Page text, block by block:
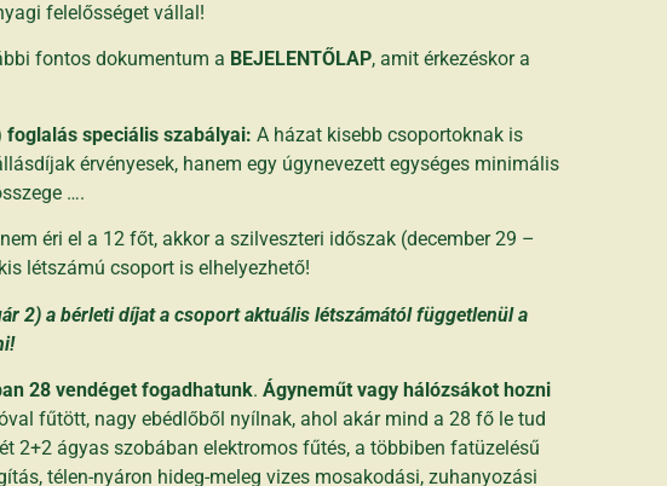
felelősséget vállal!
fontos dokumentum a BEJELENTŐLAP, amit érkezéskor a
speciális szabályai: A házat kisebb csoportoknak is
érvényesek, hanem egy úgynevezett egységes minimális
….
éri el a 12 főt, akkor a szilveszteri időszak (december 29 –
létszámú csoport is elhelyezhető!
2) a bérleti díjat a csoport aktuális létszámától függetlenül a
28 vendéget fogadhatunk. Ágyneműt vagy hálózsákot hozni
fűtött, nagy ebédlőből nyílnak, ahol akár mind a 28 fő le tud
2+2 ágyas szobában elektromos fűtés, a többiben fatüzelésű
télen-nyáron hideg-meleg vizes mosakodási, zuhanyozási